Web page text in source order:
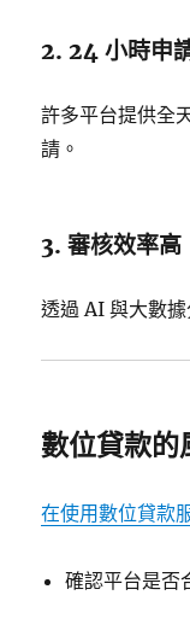
2. 24 小時申
許多平台提供全
請。
3. 審核效率高
透過 AI 與大數
數位貸款的
在使用數位貸款
確認平台是否